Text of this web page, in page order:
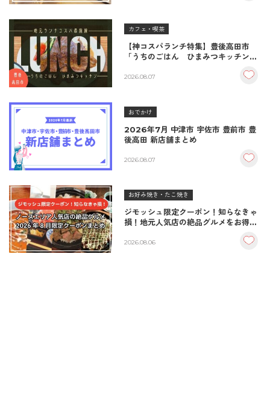
カフェ・喫茶
【神コスパランチ特集】豊後高田市
「うちのごはん ひまみつキッチン」
＆生姜焼き！
2026.08.07
おでかけ
2026年7月 中津市 宇佐市 豊前市 豊
後高田 新店舗まとめ
2026.08.07
お好み焼き・たこ焼き
ジモッシュ限定クーポン！知らなきゃ
損！地元人気店の絶品グルメをお得に
2026.08.06